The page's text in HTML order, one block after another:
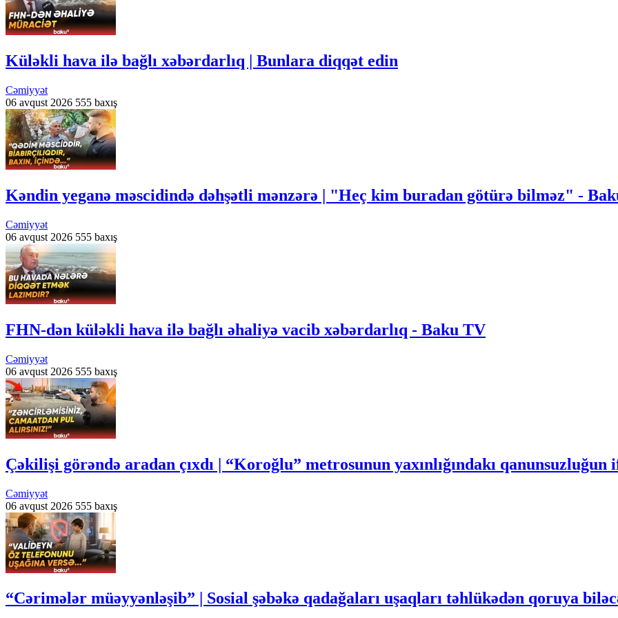
Küləkli hava ilə bağlı xəbərdarlıq | Bunlara diqqət edin
Cəmiyyət
06 avqust 2026 555 baxış
Kəndin yeganə məscidində dəhşətli mənzərə | "Heç kim buradan götürə bilməz" -
Cəmiyyət
06 avqust 2026 555 baxış
FHN-dən küləkli hava ilə bağlı əhaliyə vacib xəbərdarlıq - Baku TV
Cəmiyyət
06 avqust 2026 555 baxış
Çəkilişi görəndə aradan çıxdı | “Koroğlu” metrosunun yaxınlığındakı qanunsuzluğun
Cəmiyyət
06 avqust 2026 555 baxış
“Cərimələr müəyyənləşib” | Sosial şəbəkə qadağaları uşaqları təhlükədən qoruya